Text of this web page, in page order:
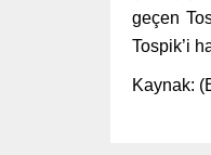
geçen
Tospik’i
Kaynak: